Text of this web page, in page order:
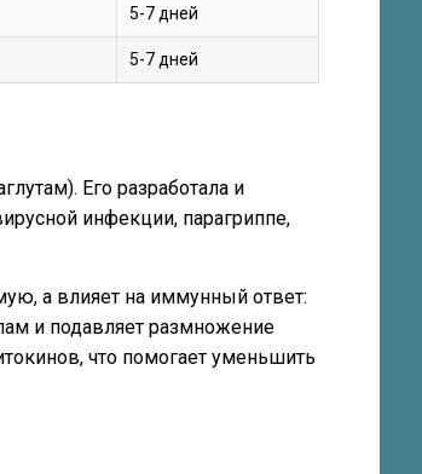
5-7 дней
5-7 дней
Его разработала и
инфекции, парагриппе,
а влияет на иммунный ответ:
и подавляет размножение
что помогает уменьшить